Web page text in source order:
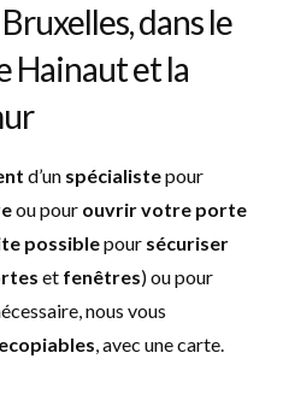
dans le
Hainaut et la
d’un spécialistepour
ou pour ouvrir votre porte
possiblepour sécuriser
et fenêtres) ou pour
nous vous
, avec une carte.